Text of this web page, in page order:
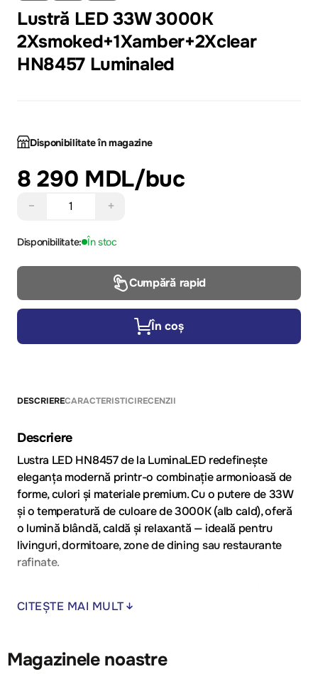
Lustră LED 33W 3000K
2Xsmoked+1Xamber+2Xclear
HN8457 Luminaled
Disponibilitate în magazine
8 290 MDL/buc
− +
Disponibilitate: În stoc
Cumpără rapid
În coș
DESCRIERECARACTERISTICIRECENZII
Descriere
Lustra LED HN8457 de la LuminaLED redefinește
eleganța modernă printr-o combinație armonioasă de
forme, culori și materiale premium. Cu o putere de 33W
și o temperatură de culoare de 3000K (alb cald), oferă
o lumină blândă, caldă și relaxantă — ideală pentru
livinguri, dormitoare, zone de dining sau restaurante
rafinate.
nuanțe distincte: două fumurii (smoked), unul
combinație creează un efect vizual spectaculos și
CITEȘTE MAI MULT
Magazinele noastre